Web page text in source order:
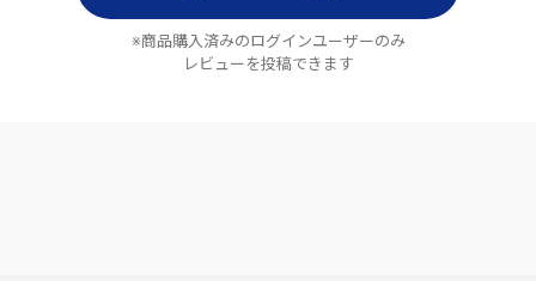
※商品購入済みのログインユーザーのみ
レビューを投稿できます